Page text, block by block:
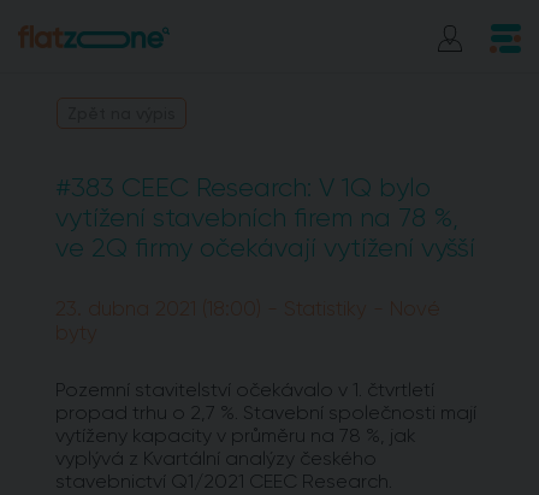
#383 CEEC Research: V 1Q bylo
vytížení stavebních firem na 78 %,
ve 2Q firmy očekávají vytížení vyšší
23. dubna 2021 (18:00) - Statistiky - Nové
byty
Pozemní stavitelství očekávalo v 1. čtvrtletí
propad trhu o 2,7 %. Stavební společnosti mají
vytíženy kapacity v průměru na 78 %, jak
vyplývá z Kvartální analýzy českého
stavebnictví Q1/2021 CEEC Research.